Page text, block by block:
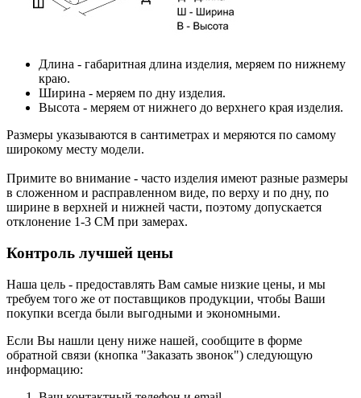
Длина - габаритная длина изделия, меряем по нижнему
краю.
Ширина - меряем по дну изделия.
Высота - меряем от нижнего до верхнего края изделия.
Размеры указываются в сантиметрах и меряются по самому
широкому месту модели.
Примите во внимание - часто изделия имеют разные размеры
в сложенном и расправленном виде, по верху и по дну, по
ширине в верхней и нижней части, поэтому допускается
отклонение 1-3 СМ при замерах.
Контроль лучшей цены
Наша цель - предоставлять Вам самые низкие цены, и мы
требуем того же от поставщиков продукции, чтобы Ваши
покупки всегда были выгодными и экономными.
Если Вы нашли цену ниже нашей, сообщите в форме
обратной связи (кнопка "Заказать звонок") следующую
информацию: